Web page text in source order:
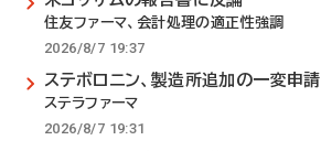
住友ファーマ、会計処理の適正性強調
2026/8/7 19:37
ステボロニン、製造所追加の一変申請
ステラファーマ
2026/8/7 19:31